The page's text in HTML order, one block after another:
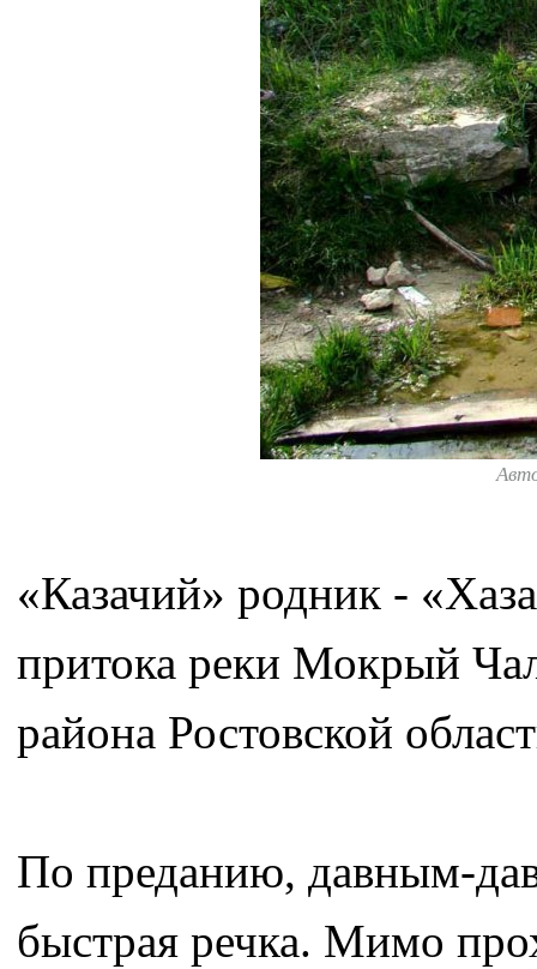
«Казачий» родник -
притока реки Мокрый
района Ростовской
По преданию, давным-
быстрая речка. Мимо